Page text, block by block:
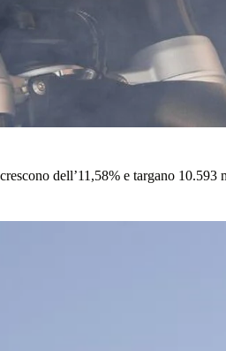
dell’11,58% e targano